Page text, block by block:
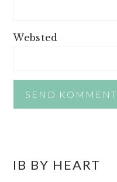
Websted
IB BY HEART